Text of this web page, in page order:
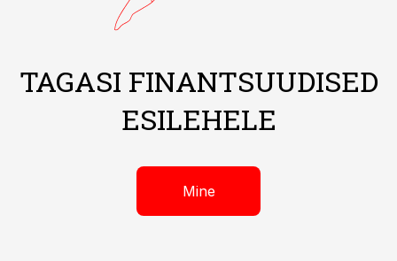
TAGASI FINANTSUUDISED
ESILEHELE
Mine